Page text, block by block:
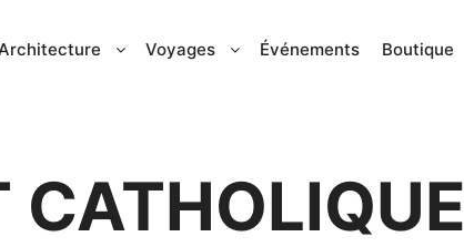
Voyages Événements Boutique
CATHOLIQUE